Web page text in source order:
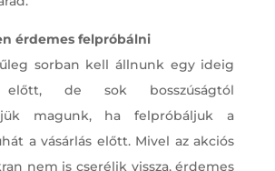
érdemes felpróbálni
sorban kell állnunk egy ideig
de sok bosszúságtól
magunk, ha felpróbáljuk a
a vásárlás előtt. Mivel az akciós
nem is cserélik vissza, érdemes